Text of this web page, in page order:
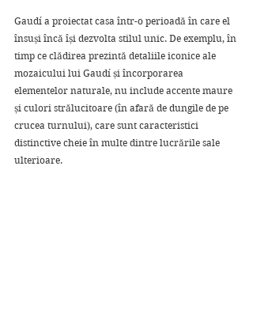
Gaudí a proiectat casa într-o perioadă în care el
însuși încă își dezvolta stilul unic. De exemplu, în
timp ce clădirea prezintă detaliile iconice ale
mozaicului lui Gaudí și încorporarea
elementelor naturale, nu include accente maure
și culori strălucitoare (în afară de dungile de pe
crucea turnului), care sunt caracteristici
distinctive cheie în multe dintre lucrările sale
ulterioare.